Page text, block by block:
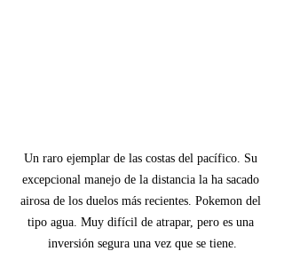
Un raro ejemplar de las costas del pacífico. Su
excepcional manejo de la distancia la ha sacado
airosa de los duelos más recientes. Pokemon del
tipo agua. Muy difícil de atrapar, pero es una
inversión segura una vez que se tiene.